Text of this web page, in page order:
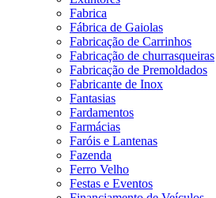
Fabrica
Fábrica de Gaiolas
Fabricação de Carrinhos
Fabricação de churrasqueiras
Fabricação de Premoldados
Fabricante de Inox
Fantasias
Fardamentos
Farmácias
Faróis e Lantenas
Fazenda
Ferro Velho
Festas e Eventos